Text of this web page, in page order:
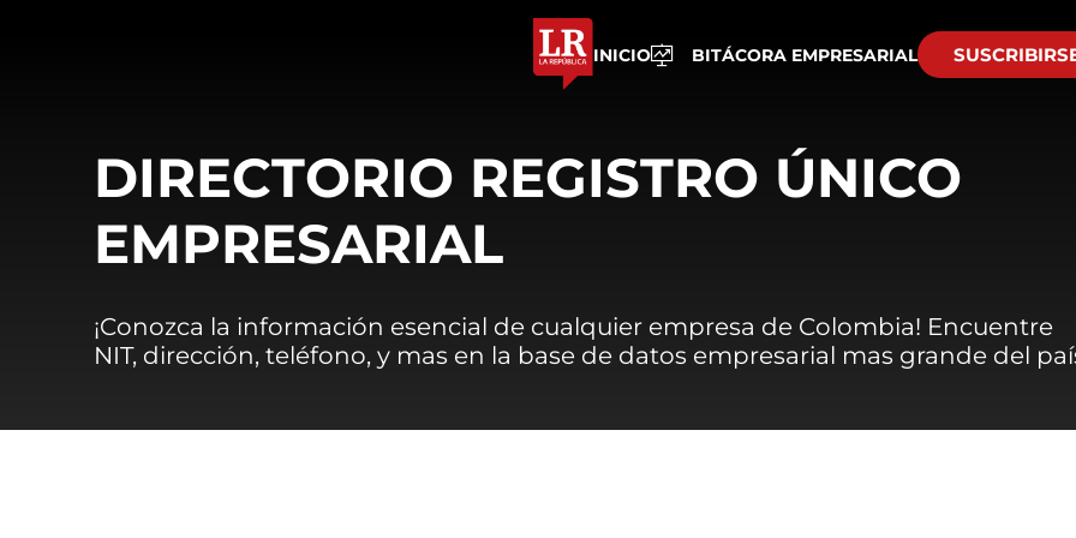
INICIO BITÁCORA EMPRESARIAL
DIRECTORIO REGISTRO ÚNICO
EMPRESARIAL
¡Conozca la información esencial de cualquier empresa de Colombia! Encuentre
NIT, dirección, teléfono, y mas en la base de datos empresarial mas grande del